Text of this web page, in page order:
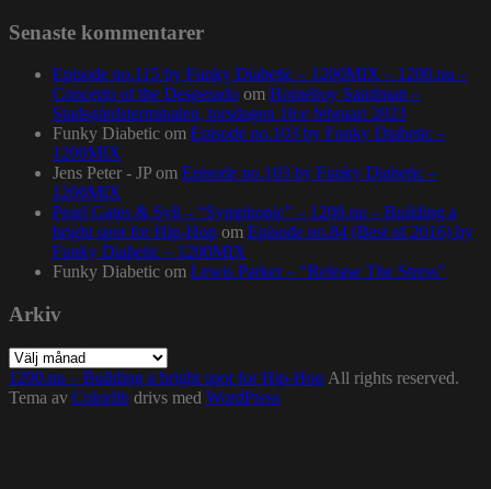
Senaste kommentarer
Episode no.115 by Funky Diabetic – 1200MIX – 1200.nu –
Concerto of the Desperado om Homeboy Sandman –
Stadsgårdsterminalen, torsdagen 16:e februari 2023
Funky Diabetic om Episode no.103 by Funky Diabetic –
1200MIX
Jens Peter - JP om Episode no.103 by Funky Diabetic –
1200MIX
Pearl Gates & Syll – “Symphonic” – 1200.nu – Building a
bright spot for Hip-Hop om Episode no.84 (Best of 2016) by
Funky Diabetic – 1200MIX
Funky Diabetic om Lewis Parker – “Release The Stress”
Arkiv
Arkiv
1200.nu – Building a bright spot for Hip-Hop All rights reserved.
Tema av Colorlib drivs med WordPress